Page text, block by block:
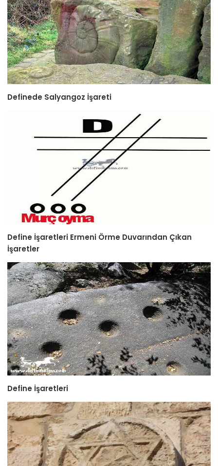
Definede Salyangoz İşareti
Define İşaretleri Ermeni Örme Duvarından Çıkan
İşaretler
Define İşaretleri